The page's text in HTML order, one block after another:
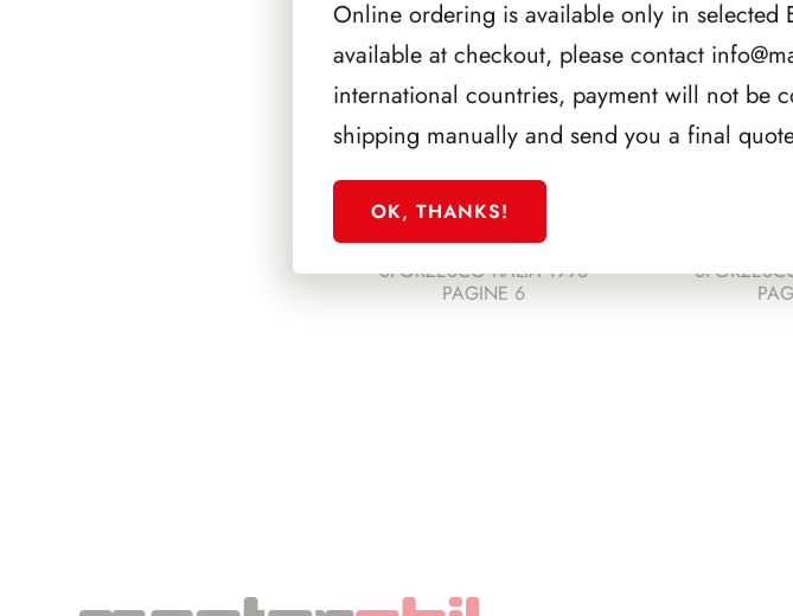
SFORZESCO ITALIA 1996
PAGINE 6
Online ordering is available only in
available at checkout, please contact
international countries, payment will not be
shipping manually and send you a final
OK, THANKS!